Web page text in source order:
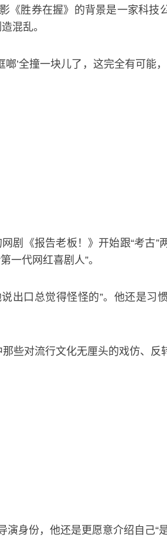
《胜券在握》的背景是一家科技
混乱。
’全撞一块儿了，这完全有可能
剧《报告老板！》开始跟“考古”
代网红喜剧人”。
出口总觉得怪怪的”。他还是习
些对流行文化无厘头的戏仿、反
身份，他还是更愿意介绍自己“是